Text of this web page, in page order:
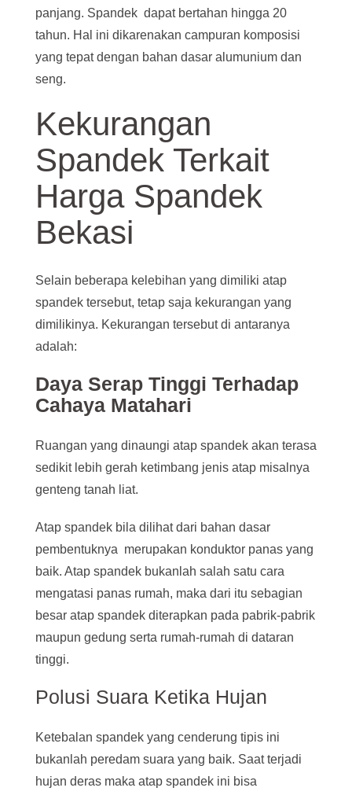
panjang. Spandek dapat bertahan hingga 20
tahun. Hal ini dikarenakan campuran komposisi
yang tepat dengan bahan dasar alumunium dan
seng.
Kekurangan
Spandek Terkait
Harga Spandek
Bekasi
Selain beberapa kelebihan yang dimiliki atap
spandek tersebut, tetap saja kekurangan yang
dimilikinya. Kekurangan tersebut di antaranya
adalah:
Daya Serap Tinggi Terhadap
Cahaya Matahari
Ruangan yang dinaungi atap spandek akan terasa
sedikit lebih gerah ketimbang jenis atap misalnya
genteng tanah liat.
Atap spandek bila dilihat dari bahan dasar
pembentuknya merupakan konduktor panas yang
baik. Atap spandek bukanlah salah satu cara
mengatasi panas rumah, maka dari itu sebagian
besar atap spandek diterapkan pada pabrik-pabrik
maupun gedung serta rumah-rumah di dataran
tinggi.
Polusi Suara Ketika Hujan
Ketebalan spandek yang cenderung tipis ini
bukanlah peredam suara yang baik. Saat terjadi
hujan deras maka atap spandek ini bisa